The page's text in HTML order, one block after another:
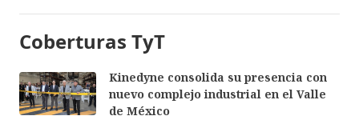
Coberturas TyT
Kinedyne consolida su presencia con
nuevo complejo industrial en el Valle
de México